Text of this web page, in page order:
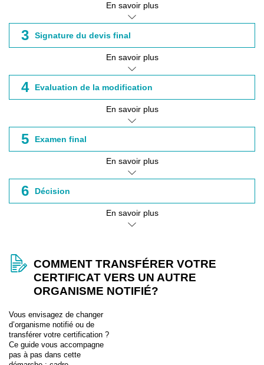
En savoir plus
3 Signature du devis final
En savoir plus
4 Evaluation de la modification
En savoir plus
5 Examen final
En savoir plus
6 Décision
En savoir plus
COMMENT TRANSFÉRER VOTRE
CERTIFICAT VERS UN AUTRE
ORGANISME NOTIFIÉ?
Vous envisagez de changer
d’organisme notifié ou de
transférer votre certification ?
Ce guide vous accompagne
pas à pas dans cette